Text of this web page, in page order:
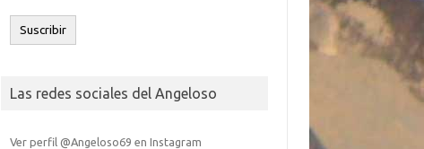
electrónico
Suscribir
Las redes sociales del Angeloso
Ver perfil @Angeloso69 en Instagram